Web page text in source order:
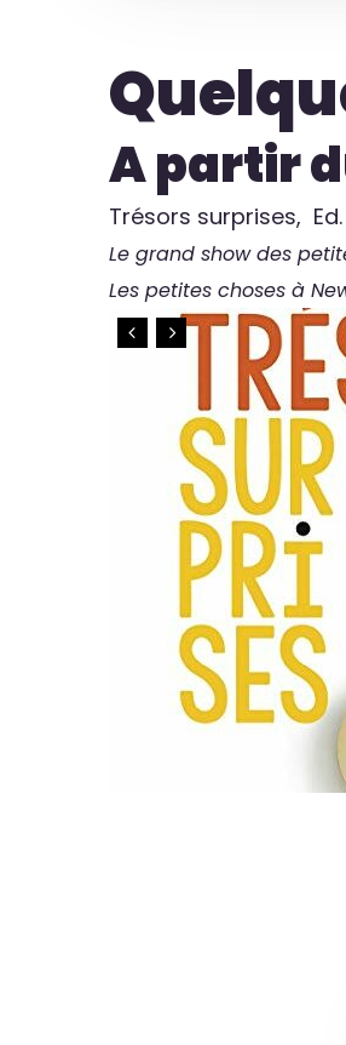
A partir
Trésors surprises,
Le grand show des
Les petites choses à